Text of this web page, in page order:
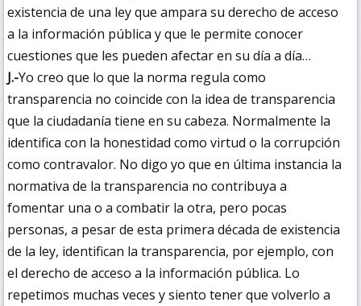
existencia de una ley que ampara su derecho de acceso
a la información pública y que le permite conocer
cuestiones que les pueden afectar en su día a día…
J.-Yo creo que lo que la norma regula como
transparencia no coincide con la idea de transparencia
que la ciudadanía tiene en su cabeza. Normalmente la
identifica con la honestidad como virtud o la corrupción
como contravalor. No digo yo que en última instancia la
normativa de la transparencia no contribuya a
fomentar una o a combatir la otra, pero pocas
personas, a pesar de esta primera década de existencia
de la ley, identifican la transparencia, por ejemplo, con
el derecho de acceso a la información pública. Lo
repetimos muchas veces y siento tener que volverlo a